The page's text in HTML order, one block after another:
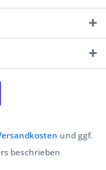
und ggf.
beschrieben